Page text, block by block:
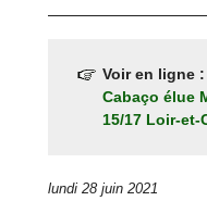
Voir en ligne :
Cabaço élue
15/17 Loir-et-
lundi 28 juin 2021